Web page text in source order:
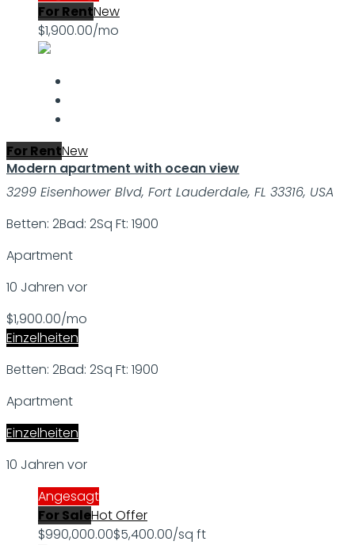
For RentNew
$1,900.00/mo
For RentNew
Modern apartment with ocean view
3299 Eisenhower Blvd, Fort Lauderdale, FL 33316, USA
Betten: 2Bad: 2Sq Ft: 1900
Apartment
10 Jahren vor
$1,900.00/mo
Einzelheiten
Betten: 2Bad: 2Sq Ft: 1900
Apartment
Einzelheiten
10 Jahren vor
Angesagt
For SaleHot Offer
$990,000.00$5,400.00/sq ft